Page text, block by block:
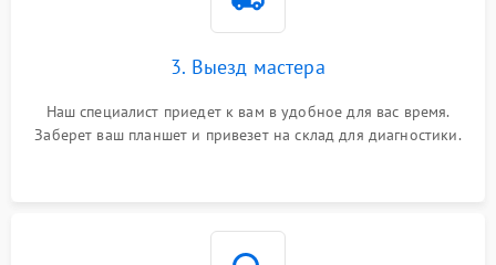
3. Выезд мастера
Наш специалист приедет к вам в удобное для вас время.
Заберет ваш планшет и привезет на склад для диагностики.